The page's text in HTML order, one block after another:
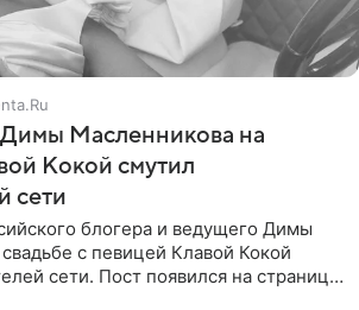
Масленникова на
Кокой смутил
сети
блогера и ведущего Димы
с певицей Клавой Кокой
сети. Пост появился на странице